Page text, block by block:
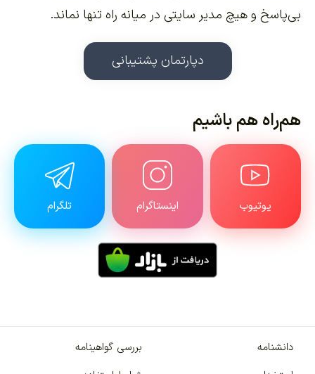
بی‌پاسخ و هیچ مدیر سایتی در میانه راه تنها نماند.
دپارتمان پشتیبانی
هم‌راه هم باشیم
یوتیوب اینستاگرام تلگرام
دانشنامه
بررسی گواهینامه